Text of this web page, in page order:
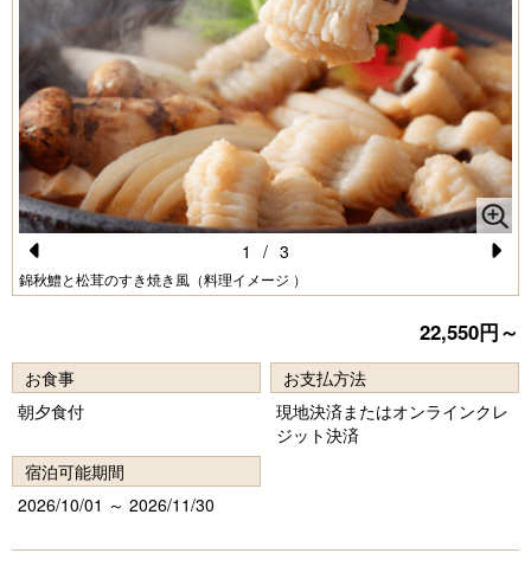
Pr
o
u
s
錦秋鱧と松茸のすき焼き風（料理イメージ ）
e
xt
1 / 3
22,550円～
お食事
朝夕食付
お支払方法
現地決済またはオンラインクレ
ジット決済
宿泊可能期間
2026/10/01 ～ 2026/11/30